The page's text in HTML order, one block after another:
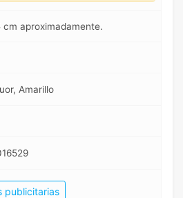
aproximadamente.
Amarillo
publicitarias